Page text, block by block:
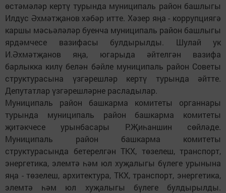
өстәмәләр кертү турында муниципаль район башлыгы
Илдус Әхмәтҗанов хәбәр итте. Хәзер яңа - коррупциягә
каршы мәсьәләләр буенча муниципаль район башлыгы
ярдәмчесе вазифасы булдырылды. Шулай ук
И.Әхмәтҗанов яңа, югарыда әйтелгән вазифа
барлыкка килү белән бәйле муниципаль район Советы
структурасына үзгәрешләр кертү турында әйтте.
Депутатлар үзгәрешләрне расладылар.
Муниципаль район башкарма комитеты органнары
турында муниципаль район башкарма комитеты
җитәкчесе урынбасары Р.Җиһаншин сөйләде.
Муниципаль район башкарма комитеты
структурасында бетерелгән ТКХ, төзелеш, транспорт,
энергетика, элемтә һәм юл хуҗалыгы бүлеге урынына
яңа - төзелеш, архитектура, ТКХ, транспорт, энергетика,
элемтә һәм юл хуҗалыгы бүлеге булдырылды.